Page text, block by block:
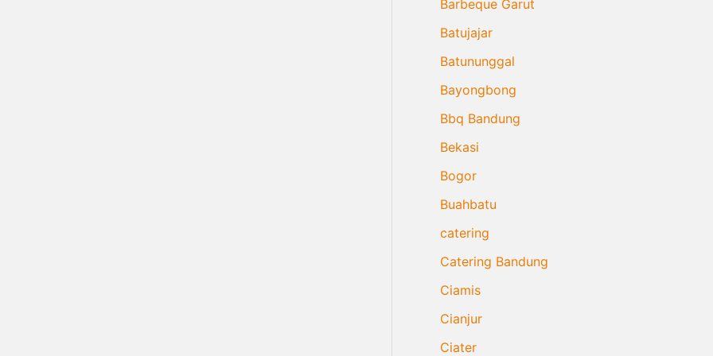
Barbeque Garut
Batujajar
Batununggal
Bayongbong
Bbq Bandung
Bekasi
Bogor
Buahbatu
catering
Catering Bandung
Ciamis
Cianjur
Ciater